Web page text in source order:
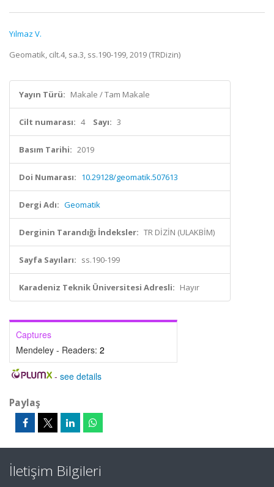
Yılmaz V.
Geomatik, cilt.4, sa.3, ss.190-199, 2019 (TRDizin)
Yayın Türü: Makale / Tam Makale
Cilt numarası: 4 Sayı: 3
Basım Tarihi: 2019
Doi Numarası: 10.29128/geomatik.507613
Dergi Adı: Geomatik
Derginin Tarandığı İndeksler: TR DİZİN (ULAKBİM)
Sayfa Sayıları: ss.190-199
Karadeniz Teknik Üniversitesi Adresli: Hayır
Captures
Mendeley - Readers: 2
- see details
Paylaş
İletişim Bilgileri